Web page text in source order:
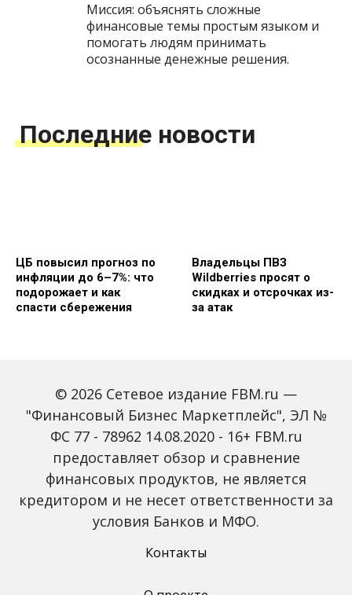
Миссия: объяснять сложные
финансовые темы простым языком и
помогать людям принимать
осознанные денежные решения.
Последние новости
ЦБ повысил прогноз по
инфляции до 6–7%: что
подорожает и как
спасти сбережения
Владельцы ПВЗ
Wildberries просят о
скидках и отсрочках из-
за атак
Объем наличных у
россиян в июле вырос
на 43%: что стоит за
рекордным спросом на
С 2027 года ИНН станет
банковских счетов
россиян: что изменится
© 2026 Сетевое издание FBM.ru —
"Финансовый Бизнес Маркетплейс", ЭЛ №
ФС 77 - 78962 14.08.2020 - 16+ FBM.ru
предоставляет обзор и сравнение
финансовых продуктов, не является
кредитором и не несет ответственности за
условия Банков и МФО.
Контакты